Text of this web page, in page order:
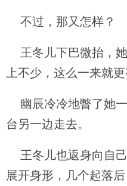
不过，那又怎样？
王冬儿下巴微抬，
上不少，这么一来就
幽辰冷冷地瞥了她
台另一边走去。
王冬儿也返身向自
展开身形，几个起落